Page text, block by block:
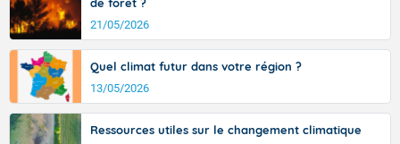
21/05/2026
Quel climat futur dans votre région ?
13/05/2026
Ressources utiles sur le changement climatique